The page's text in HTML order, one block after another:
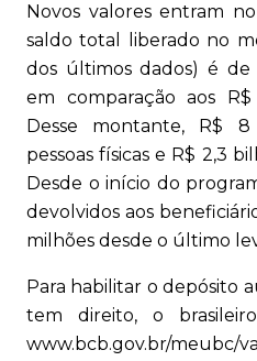
Novos valores entram
saldo total liberado no
dos últimos dados) é de
em comparação aos
Desse montante, R$
pessoas físicas e R$ 2,3
Desde o início do
devolvidos aos
milhões desde o último
Para habilitar o depósito
tem direito, o
www.bcb.gov.br/meubc/